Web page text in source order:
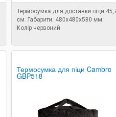
Термосумка для доставки піци
см. Габарити: 480х480х580 мм.
Колір червоний
Термосумка для піци Cambro
GBP518